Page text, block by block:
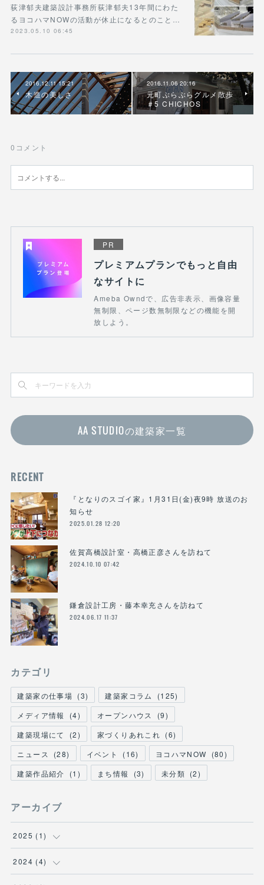
荻津郁夫建築設計事務所荻津郁夫13年間にわた
るヨコハマNOWの活動が休止になるとのこと…
2023.05.10 06:45
2016.12.11 15:21
木造の美しさ
2016.11.06 20:16
元町ぶらぶらグルメ散歩
＃5 CHICHOS
0 コメント
PR
プレミアムプランでもっと自由
なサイトに
Ameba Owndで、広告非表示、画像容量
無制限、ページ数無制限などの機能を開
放しよう。
AA STUDIOの建築家一覧
RECENT
『となりのスゴイ家』1月31日(金)夜9時 放送のお
知らせ
2025.01.28 12:20
佐賀高橋設計室・高橋正彦さんを訪ねて
2024.10.10 07:42
鎌倉設計工房・藤本幸充さんを訪ねて
2024.06.17 11:37
カテゴリ
建築家の仕事場 (3) 建築家コラム (125)
メディア情報
(4) オープンハウス (9)
建築現場にて
(2) 家づくりあれこれ (6)
ニュース
(28) イベント (16) ヨコハマNOW (80)
建築作品紹介
(1 ) まち情報 (3) 未分類 (2)
アーカイブ
2025 (1)
(1
2024 (4)